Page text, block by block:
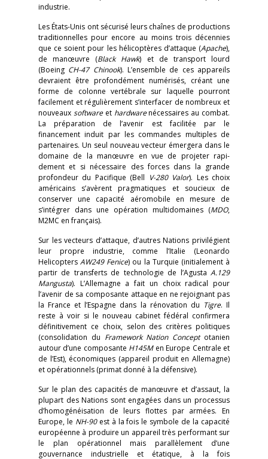
industrie.
Les États-Unis ont sécurisé leurs chaînes de productions
traditionnelles pour encore au moins trois décennies
que ce soient pour les hélicoptères d’attaque (Apache),
de manœuvre (Black Hawk) et de transport lourd
(Boeing CH-47 Chinook). L’ensemble de ces appareils
devraient être profondément numérisés, créant une
forme de colonne vertébrale sur laquelle pourront
facilement et régulièrement s’interfacer de nombreux et
nouveaux softwareet hardwarenécessaires au combat.
La préparation de l’avenir est facilitée par le
financement induit par les commandes multiples de
partenaires. Un seul nouveau vecteur émergera dans le
domaine de la manœuvre en vue de projeter rapi-
dement et si nécessaire des forces dans la grande
profondeur du Pacifique (Bell V-280 Valor). Les choix
américains s’avèrent pragmatiques et soucieux de
conserver une capacité aéromobile en mesure de
s’intégrer dans une opération multidomaines (MDO,
M2MC en français).
Sur les vecteurs d’attaque, d’autres Nations privilégient
leur propre industrie, comme l’Italie (Leonardo
HelicoptersAW249 Fenice) ou la Turquie (initialement à
partir de transferts de technologie de l’Agusta A.129
Mangusta). L’Allemagne a fait un choix radical pour
l’avenir de sa composante attaque en ne rejoignant pas
la France et l’Espagne dans la rénovation du Tigre. Il
reste à voir si le nouveau cabinet fédéral confirmera
définitivement ce choix, selon des critères politiques
(consolidation du Framework Nation Conceptotanien
autour d’une composante H145Men Europe Centrale et
de l’Est), économiques (appareil produit en Allemagne)
et opérationnels (primat donné à la défensive).
Sur le plan des capacités de manœuvre et d’assaut, la
plupart des Nations sont engagées dans un processus
d’homogénéisation de leurs flottes par armées. En
Europe, le NH-90est à la fois le symbole de la capacité
européenne à produire un appareil très performant sur
le plan opérationnel mais parallèlement d’une
gouvernance industrielle et étatique, à la fois